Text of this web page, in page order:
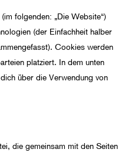
(im folgenden: „Die Website“)
(der Einfachheit halber
Cookies werden
platziert. In dem unten
über die Verwendung von
die gemeinsam mit den Seiten